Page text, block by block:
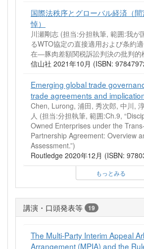
国際法秩序とグローバル経済（
悼）
川瀬剛志 (担当:分担執筆, 範囲:我が
るWTO協定の直接適用および条約
在―豚肉差額関税訴訟判決の批判
信山社 2021年10月 (ISBN:
Emerging global trade
trade agreements and
Chen, Lurong, 浦田, 秀次郎, 中川,
人 (担当:分担執筆, 範囲:Ch.9,
Owned Enterprises under the
Partnership Agreement: Overview
Assessment.”)
Routledge 2020年12月 (ISBN:
もっとみる
講演・口頭発表等 19
The Multi-Party Interim Appeal
Arrangement (MPIA) and the